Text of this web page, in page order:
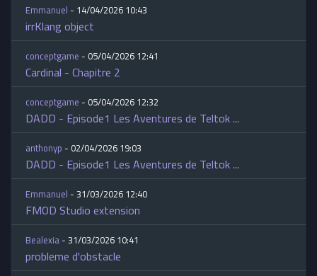
Emmanuel- 14/04/2026 10:43
irrKlang object
conceptgame- 05/04/2026 12:41
Cardinal - Chapitre 2
conceptgame- 05/04/2026 12:32
DADD - Episode1 Les Aventures de Teltok ...
anthonyp- 02/04/2026 19:03
DADD - Episode1 Les Aventures de Teltok ...
Emmanuel- 31/03/2026 12:40
FMOD Studio extension
Bealexia- 31/03/2026 10:41
probleme d'obstacle